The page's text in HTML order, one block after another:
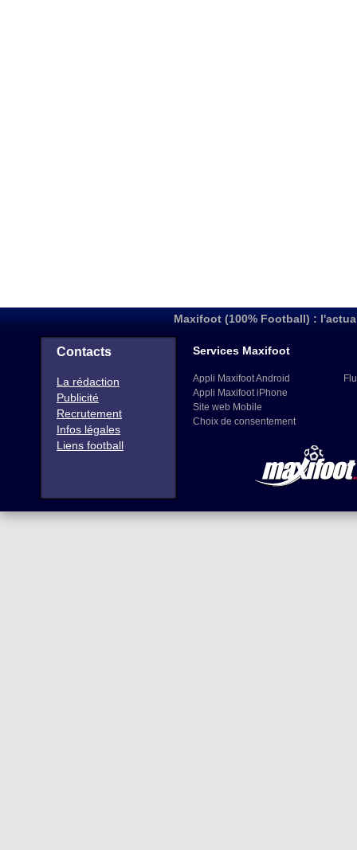
Maxifoot (100% Football) :
Contacts
La rédaction
Publicité
Recrutement
Infos légales
Liens football
Services Maxifoot
Appli Maxifoot Android
Appli Maxifoot iPhone
Site web Mobile
Choix de consentement